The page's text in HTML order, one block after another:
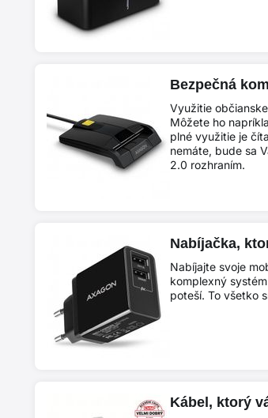
Bezpečná
Využitie
Môžete ho
plné využitie je
nemáte, bude sa
2.0 rozhraním.
Nabíjačka,
Nabíjajte svoje
komplexný
poteší. To všetko
Kábel, ktorý